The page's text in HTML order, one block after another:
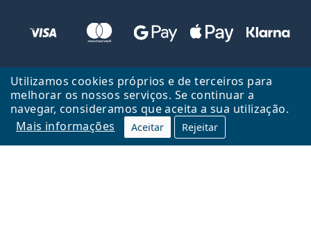
Utilizamos cookies próprios e de terceiros para
melhorar os nossos serviços. Se continuar a
navegar, consideramos que aceita a sua utilização.
Mais informações
Aceitar Rejeitar
Voltar ao início
Cima